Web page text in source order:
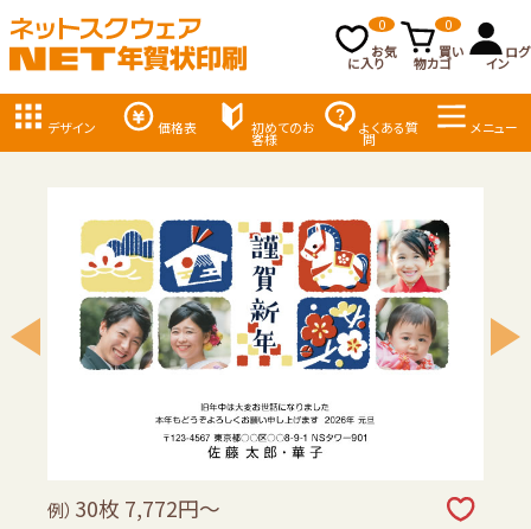
お気
に入り
0
買い
物カゴ
0
ログ
イン
デザイン 価格表 初めてのお
客様
よくある質
問
メニュー
例） 30枚 7,772円～